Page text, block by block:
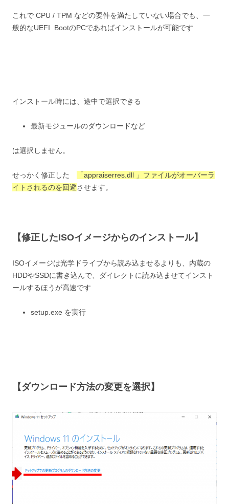
これで CPU / TPM などの要件を満たしていない場合でも、一
般的なUEFI BootのPCであればインストールが可能です
インストール時には、途中で選択できる
最新モジュールのダウンロードなど
は選択しません。
せっかく修正した
「appraiserres.dll 」ファイルがオーバーラ
イトされるのを回避させます。
【修正したISOイメージからのインストール】
ISOイメージは光学ドライブから読み込ませるよりも、内蔵の
HDDやSSDに書き込んで、ダイレクトに読み込ませてインスト
ールするほうが高速です
setup.exe を実行
【ダウンロード方法の変更を選択】